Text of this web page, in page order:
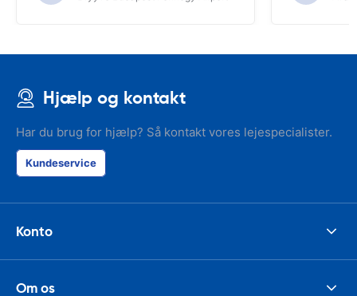
Hjælp og kontakt
Har du brug for hjælp? Så kontakt vores lejespecialister.
Kundeservice
Konto
Om os